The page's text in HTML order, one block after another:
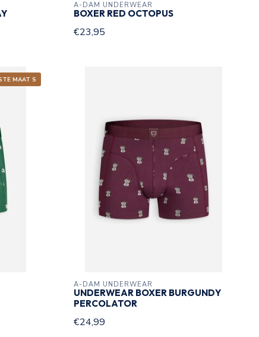
A-DAM UNDERWEAR
BOXER RED OCTOPUS
€23,95
MAAT S
A-DAM UNDERWEAR
UNDERWEAR BOXER BURGUNDY
PERCOLATOR
€24,99